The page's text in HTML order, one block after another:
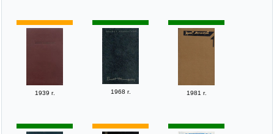
1939 г. 1968 г. 1981 г.